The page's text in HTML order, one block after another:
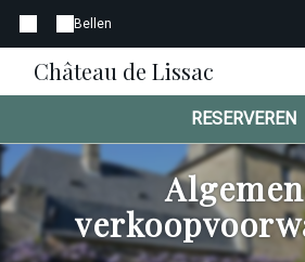
Bellen
Château de Lissac
RESERVEREN